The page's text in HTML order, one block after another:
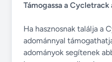
Támogassa a
Ha hasznosnak találja a
adománnyal
adományok segítenek